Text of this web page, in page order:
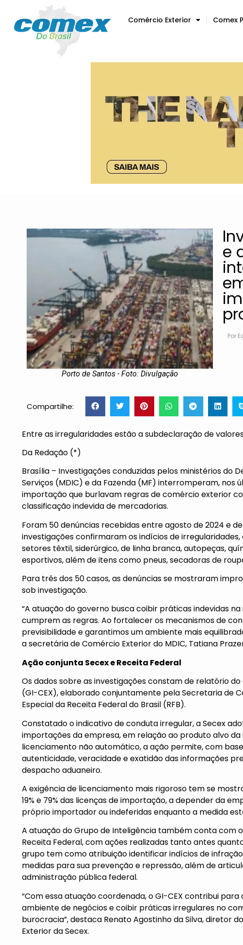
Comércio Exterior Comex
Porto de Santos - Foto: Divulgação
e
Por
Compartilhe:
Entre as irregularidades estão a subdeclaração de
Da Redação (*)
Brasília – Investigações conduzidas pelos ministérios do
Serviços (MDIC) e da Fazenda (MF) interromperam, nos
importação que burlavam regras de comércio exterior
classificação indevida de mercadorias.
Foram 50 denúncias recebidas entre agosto de 2024 e
investigações confirmaram os indícios de
setores têxtil, siderúrgico, de linha branca, autopeças,
esportivos, além de itens como pneus, secadoras de
Para três dos 50 casos, as denúncias se mostraram
sob investigação.
“A atuação do governo busca coibir práticas indevidas
cumprem as regras. Ao fortalecer os mecanismos de
previsibilidade e garantimos um ambiente mais
a secretária de Comércio Exterior do MDIC, Tatiana
Ação conjunta Secex e Receita Federal
Os dados sobre as investigações constam de relatório
(GI-CEX), elaborado conjuntamente pela Secretaria de
Especial da Receita Federal do Brasil (RFB).
Constatado o indicativo de conduta irregular, a Secex
importações da empresa, em relação ao produto alvo
licenciamento não automático, a ação permite, com
autenticidade, veracidade e exatidão das informações
despacho aduaneiro.
A exigência de licenciamento mais rigoroso tem se
19% e 79% das licenças de importação, a depender da
próprio importador ou indeferidas enquanto a medida
A atuação do Grupo de Inteligência também conta com
Receita Federal, com ações realizadas tanto antes
grupo tem como atribuição identificar indícios de
medidas para sua prevenção e repressão, além de
administração pública federal.
“Com essa atuação coordenada, o GI-CEX contribui
ambiente de negócios e coibir práticas irregulares no
burocracia”, destaca Renato Agostinho da Silva, diretor
Exterior da Secex.